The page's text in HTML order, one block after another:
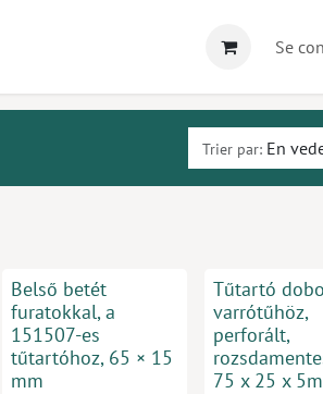
Se
Trier par: En
Belső betét
furatokkal, a
151507-es
tűtartóhoz, 65 × 15
mm
Tűtartó
varrótűhöz,
perforált,
75 x 25 x